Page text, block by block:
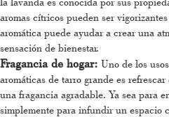
aromas cítricos pueden ser
aromática puede ayudar a crear una
sensación de bienestar.
Fragancia de hogar: Uno de los
aromáticas de tarro grande es
una fragancia agradable. Ya sea para
simplemente para infundir un espacio